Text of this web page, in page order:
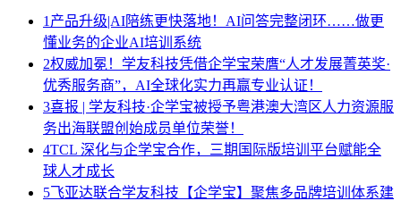
1 产品升级|AI陪练更快落地！AI问答完整闭环……做更
懂业务的企业AI培训系统
2权威加冕！学友科技凭借企学宝荣膺“人才发展菁英奖·
优秀服务商”，AI全球化实力再赢专业认证！
3喜报 | 学友科技·企学宝被授予粤港澳大湾区人力资源服
务出海联盟创始成员单位荣誉！
4TCL 深化与企学宝合作，三期国际版培训平台赋能全
球人才成长
5飞亚达联合学友科技【企学宝】聚焦多品牌培训体系建